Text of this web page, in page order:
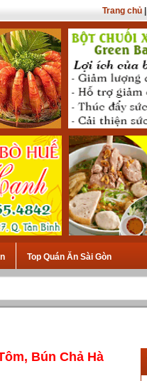
Trang chủ
Top Quán Ăn Sài Gòn
Bún Chả Hà